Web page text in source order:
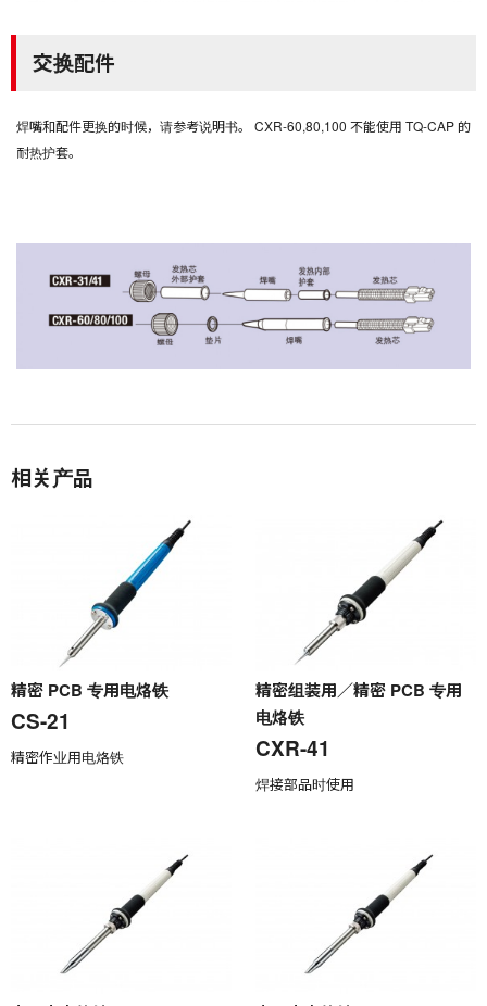
交换配件
焊嘴和配件更换的时候，请参考说明书。 CXR-60,80,100 不能使用 TQ-CAP 的
耐热护套。
相关产品
精密 PCB 专用电烙铁
CS-21
精密作业用电烙铁
精密组装用／精密 PCB 专用
电烙铁
CXR-41
焊接部品时使用